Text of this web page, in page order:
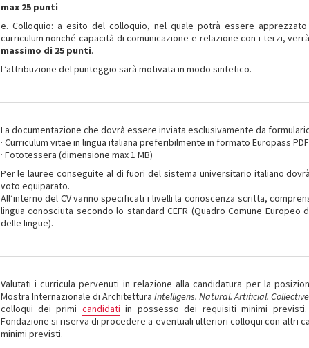
max 25 punti
e. Colloquio: a esito del colloquio, nel quale potrà essere
curriculum nonché capacità di comunicazione e relazione con i terzi,
massimo di 25 punti.
L’attribuzione del punteggio sarà motivata in modo sintetico.
La documentazione che dovrà essere inviata esclusivamente da
· Curriculum vitae in lingua italiana preferibilmente in formato Europass
· Fototessera (dimensione max 1 MB)
Per le lauree conseguite al di fuori del sistema universitario italiano
voto equiparato.
All’interno del CV vanno specificati i livelli la conoscenza scritta,
lingua conosciuta secondo lo standard CEFR (Quadro Comune
delle lingue).
Valutati i curricula pervenuti in relazione alla candidatura per la
Mostra Internazionale di Architettura Intelligens. Natural. Artificial. Collective
colloqui dei primi candidati in possesso dei requisiti minimi
Fondazione si riserva di procedere a eventuali ulteriori colloqui con altri
minimi previsti.